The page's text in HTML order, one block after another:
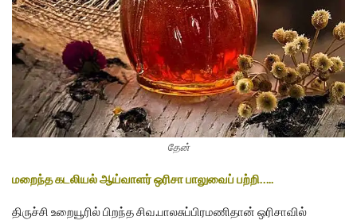
தேன்
மறைந்த கடலியல் ஆய்வாளர் ஒரிசா பாலுவைப் பற்றி…..
திருச்சி உறையூரில் பிறந்த சிவ.பாலசுப்பிரமணிதான் ஒரிசாவில்